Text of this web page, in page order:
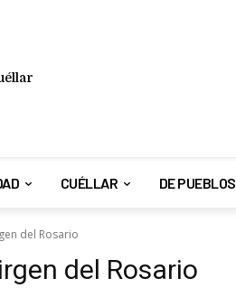
CUÉLLAR DE PUEBLOS
del Rosario
del Rosario